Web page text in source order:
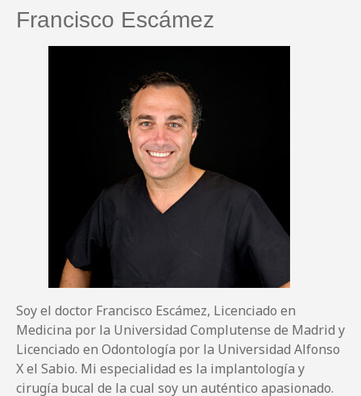
Francisco Escámez
Soy el doctor Francisco Escámez, Licenciado en
Medicina por la Universidad Complutense de Madrid y
Licenciado en Odontología por la Universidad Alfonso
X el Sabio. Mi especialidad es la implantología y
cirugía bucal de la cual soy un auténtico apasionado.